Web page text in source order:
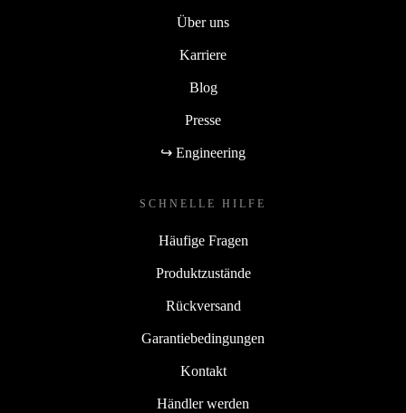
Über uns
Karriere
Blog
Presse
↪ Engineering
SCHNELLE HILFE
Häufige Fragen
Produktzustände
Rückversand
Garantiebedingungen
Kontakt
Händler werden